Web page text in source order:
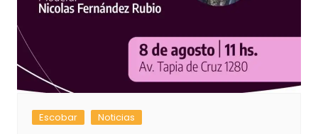
Escobar Noticias